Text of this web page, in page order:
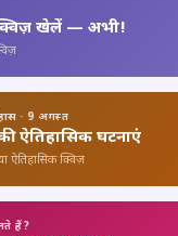
खेलें — अभी!
· 9 अगस्त
ऐतिहासिक घटनाएं
ऐतिहासिक क्विज़
हैं?